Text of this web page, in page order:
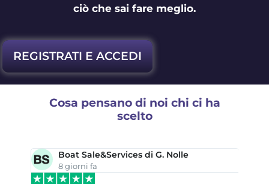
ciò che sai fare meglio.
REGISTRATI E ACCEDI
Cosa pensano di noi chi ci ha
scelto
De Muro Stella
9 giorni fa